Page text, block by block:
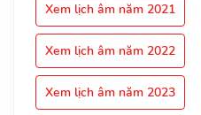
Xem lịch âm năm 2021
Xem lịch âm năm 2022
Xem lịch âm năm 2023